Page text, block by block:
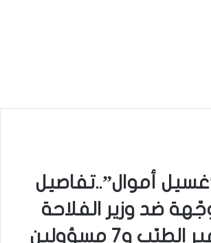
أموال”..تفاصيل
ضد وزير الفلاحة
السابق سمير الطيّب و7 مسؤولين